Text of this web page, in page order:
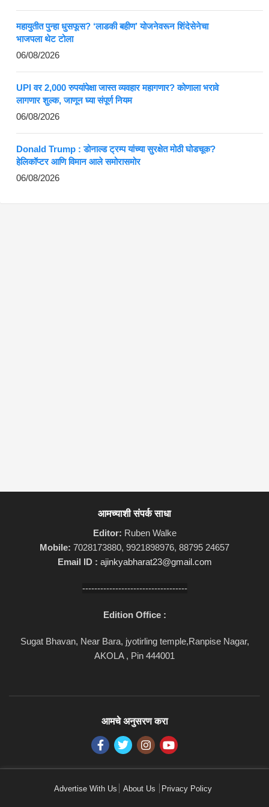
महायुतीत पुन्हा धुसफूस? ‘लाडकी बहीण’ योजनेवरून शिंदेसेनेचा
भाजपला थेट टोला
06/08/2026
UPI वर 2,000 रुपयांपेक्षा जास्त व्यवहार महागणार? कोणाला भरावे
लागणार शुल्क, जाणून घ्या संपूर्ण नियम
06/08/2026
Donald Trump : डोनाल्ड ट्रम्प यांच्या सुरक्षेत मोठी घोडचूक?
हेलिकॉप्टर आणि विमान आले समोरासमोर
06/08/2026
आमच्याशी संपर्क साधा
Editor: Ruben Walke
Mobile: 7028173880, 9921898976, 88795 24657
Email ID : ajinkyabharat23@gmail.com
-----------------------------------
Edition Office :
Sugat Bhavan, Near Bara, jyotirling temple,Ranpise Nagar,
AKOLA , Pin 444001
आमचे अनुसरण करा
Advertise With Us About Us Privacy Policy